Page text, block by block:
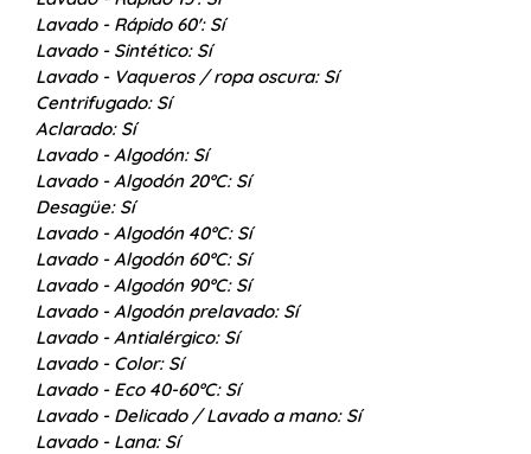
Lavado - Rápido 60': Sí
Lavado - Sintético: Sí
Lavado - Vaqueros / ropa oscura: Sí
Centrifugado: Sí
Aclarado: Sí
Lavado - Algodón: Sí
Lavado - Algodón 20ºC: Sí
Desagüe: Sí
Lavado - Algodón 40ºC: Sí
Lavado - Algodón 60ºC: Sí
Lavado - Algodón 90ºC: Sí
Lavado - Algodón prelavado: Sí
Lavado - Antialérgico: Sí
Lavado - Color: Sí
Lavado - Eco 40-60ºC: Sí
Lavado - Delicado / Lavado a mano: Sí
Lavado - Lana: Sí